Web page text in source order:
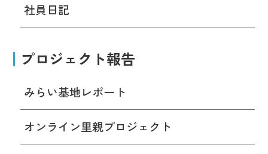
社員日記
プロジェクト報告
みらい基地レポート
オンライン里親プロジェクト